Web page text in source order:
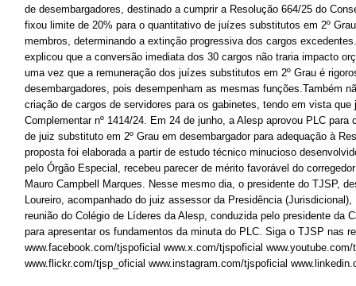
de desembargadores, destinado a cumprir a Resolução 664/25 do
fixou limite de 20% para o quantitativo de juízes substitutos em 2º
membros, determinando a extinção progressiva dos cargos
explicou que a conversão imediata dos 30 cargos não traria impacto
uma vez que a remuneração dos juízes substitutos em 2º Grau é
desembargadores, pois desempenham as mesmas funções.Também
criação de cargos de servidores para os gabinetes, tendo em vista
Complementar nº 1414/24. Em 24 de junho, a Alesp aprovou PLC para
de juiz substituto em 2º Grau em desembargador para adequação à
proposta foi elaborada a partir de estudo técnico minucioso
pelo Órgão Especial, recebeu parecer de mérito favorável do
Mauro Campbell Marques. Nesse mesmo dia, o presidente do TJSP,
Loureiro, acompanhado do juiz assessor da Presidência
reunião do Colégio de Líderes da Alesp, conduzida pelo presidente da
para apresentar os fundamentos da minuta do PLC. Siga o TJSP nas
www.facebook.com/tjspoficial www.x.com/tjspoficial
www.flickr.com/tjsp_oficial www.instagram.com/tjspoficial